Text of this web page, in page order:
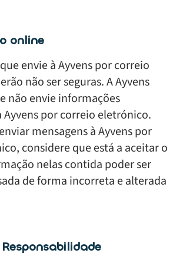
online
envie à Ayvens por correio
não ser seguras. A Ayvens
não envie informações
Ayvens por correio eletrónico.
mensagens à Ayvens por
considere que está a aceitar o
nelas contida poder ser
de forma incorreta e alterada